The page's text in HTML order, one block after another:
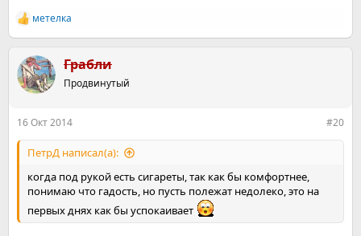
Р
е
к
ц
и
метелка
Грабли
Продвинутый
16 Окт 2014 #20
ПетрД написал(а):
когда под рукой есть сигареты, так как бы комфортнее,
понимаю что гадость, но пусть полежат недолеко, это на
первых днях как бы успокаивает